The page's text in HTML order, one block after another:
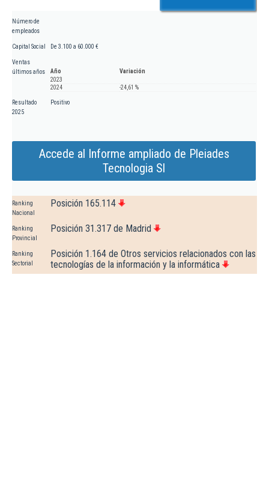
Número de
empleados
Capital Social De 3.100 a 60.000 €
Ventas
últimos años
Año
Variación
2023
2024
-24,61 %
Resultado
2025
Positivo
Accede al Informe ampliado de Pleiades
Tecnologia Sl
Ranking
Nacional
Posición 165.114
Ranking
Provincial
Posición 31.317 de Madrid
Ranking
Sectorial
Posición 1.164 de Otros servicios relacionados con las
tecnologías de la información y la informática